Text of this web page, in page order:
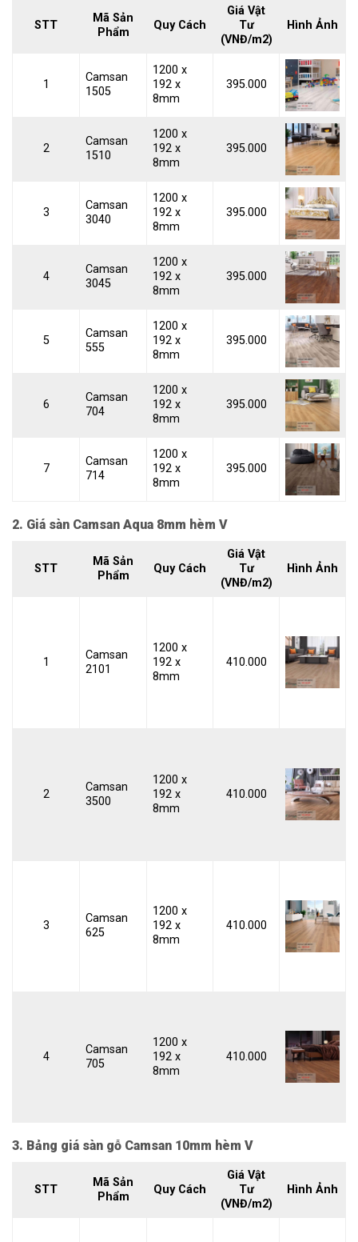
STT
Mã Sản
Phẩm
Quy Cách
Giá Vật
Tư
(VNĐ/m2)
Hình Ảnh
1
Camsan
1505
1200 x
192 x
8mm
395.000
2
Camsan
1510
1200 x
192 x
8mm
395.000
3
Camsan
3040
1200 x
192 x
8mm
395.000
4
Camsan
3045
1200 x
192 x
8mm
395.000
5
Camsan
555
1200 x
192 x
8mm
395.000
6
Camsan
704
1200 x
192 x
8mm
395.000
7
Camsan
714
1200 x
192 x
8mm
395.000
2. Giá sàn Camsan Aqua 8mm hèm V
STT
Mã Sản
Phẩm
Quy Cách
Giá Vật
Tư
(VNĐ/m2)
Hình Ảnh
1
Camsan
2101
1200 x
192 x
8mm
410.000
2
Camsan
3500
1200 x
192 x
8mm
410.000
3
Camsan
625
1200 x
192 x
8mm
410.000
4
Camsan
705
1200 x
192 x
8mm
410.000
3. Bảng giá sàn gỗ Camsan 10mm hèm V
STT
Mã Sản
Phẩm
Quy Cách
Giá Vật
Tư
(VNĐ/m2)
Hình Ảnh